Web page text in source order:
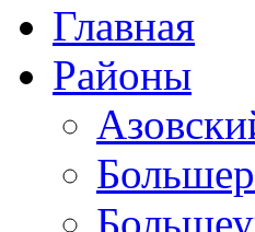
Главная
Районы